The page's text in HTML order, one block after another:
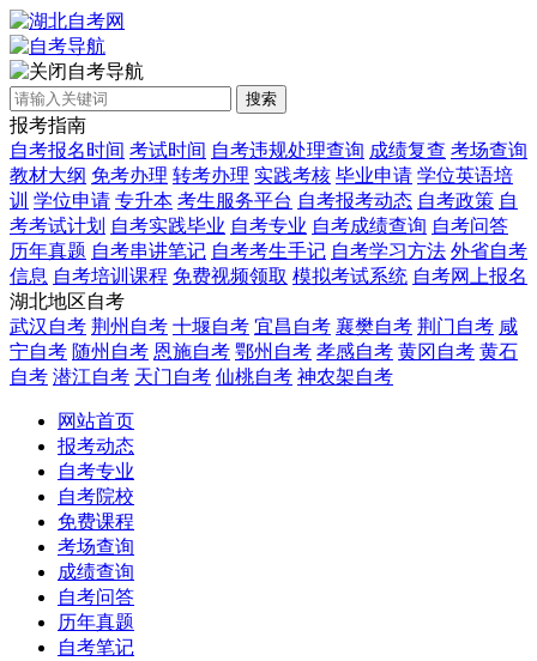
自考导航
搜索
报考指南
自考报名时间 考试时间 自考违规处理查询 成绩复查 考场查询
教材大纲 免考办理 转考办理 实践考核 毕业申请 学位英语培
训 学位申请 专升本 考生服务平台 自考报考动态 自考政策 自
考考试计划 自考实践毕业 自考专业 自考成绩查询 自考问答
历年真题 自考串讲笔记 自考考生手记 自考学习方法 外省自考
信息 自考培训课程 免费视频领取 模拟考试系统 自考网上报名
湖北地区自考
武汉自考 荆州自考 十堰自考 宜昌自考 襄樊自考 荆门自考 咸
宁自考 随州自考 恩施自考 鄂州自考 孝感自考 黄冈自考 黄石
自考 潜江自考 天门自考 仙桃自考 神农架自考
网站首页
报考动态
自考专业
自考院校
免费课程
考场查询
成绩查询
自考问答
历年真题
自考笔记